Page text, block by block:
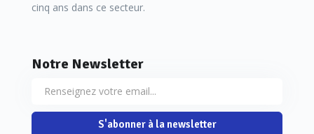
cinq ans dans ce secteur.
Notre Newsletter
S'abonner à la newsletter